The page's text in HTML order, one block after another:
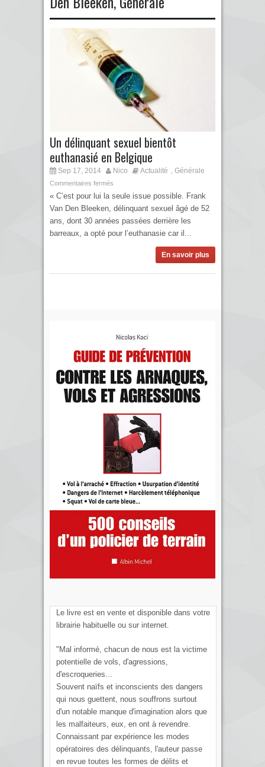
Un délinquant sexuel bientôt
euthanasié en Belgique
Sep 17, 2014 Nico Actualité , Générale
Commentaires fermés
« C’est pour lui la seule issue possible. Frank
Van Den Bleeken, délinquant sexuel âgé de 52
ans, dont 30 années passées derrière les
barreaux, a opté pour l’euthanasie car il...
En savoir plus
Le livre est en vente et disponible dans votre
librairie habituelle ou sur internet.
"Mal informé, chacun de nous est la victime
potentielle de vols, d'agressions,
d'escroqueries...
Souvent naïfs et inconscients des dangers
qui nous guettent, nous souffrons surtout
d'un notable manque d'imagination alors que
les malfaiteurs, eux, en ont à revendre.
Connaissant par expérience les modes
opératoires des délinquants, l'auteur passe
en revue toutes les formes de délits et